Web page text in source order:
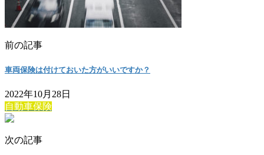
前の記事
車両保険は付けておいた方がいいですか？
2022年10月28日
自動車保険
次の記事